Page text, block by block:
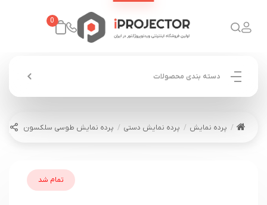
0
دسته بندی محصولات
پرده نمایش پرده نمایش دستی پرده نمایش طوسی سلکسون دستی 1.8*1.8 CSW180M GRAY
تمام شد